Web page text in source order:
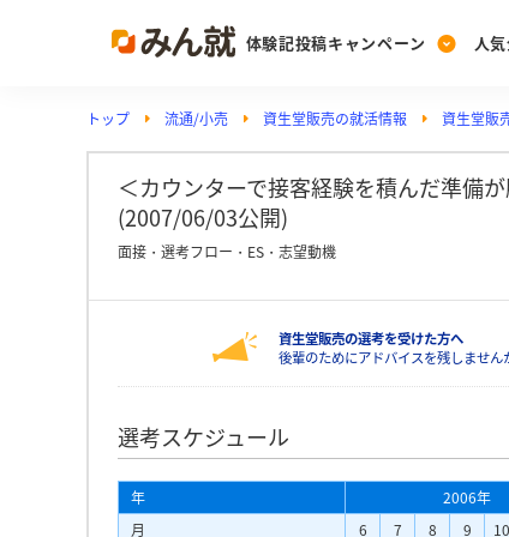
体験記投稿キャンペーン
Post
投稿する
人
Ranking
ランキングを見る
PickUp
注目の企業特集
動画で知ろう！業
トップ 流通/小売 資生堂販売の就活情報 資生堂販
＜カウンターで接客経験を積んだ準備
(2007/06/03公開)
面接・選考フロー・ES・志望動機
資生堂販売の選考を受けた方へ
後輩のためにアドバイスを残しませ
選考スケジュール
年 2006年
月
6 7 8 9 10